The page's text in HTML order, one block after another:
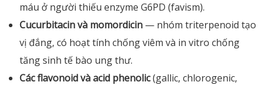
máu ở người thiếu enzyme G6PD (favism).
Cucurbitacin và momordicin — nhóm triterpenoid tạo
vị đắng, có hoạt tính chống viêm và in vitro chống
tăng sinh tế bào ung thư.
Các flavonoid và acid phenolic(gallic, chlorogenic,